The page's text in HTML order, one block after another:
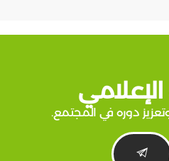
دوره في المجتمع.